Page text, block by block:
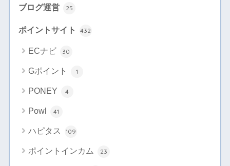
ブログ運営 25
ポイントサイト 432
ECナビ 30
Gポイント 1
PONEY 4
Powl 41
ハピタス 109
ポイントインカム 23